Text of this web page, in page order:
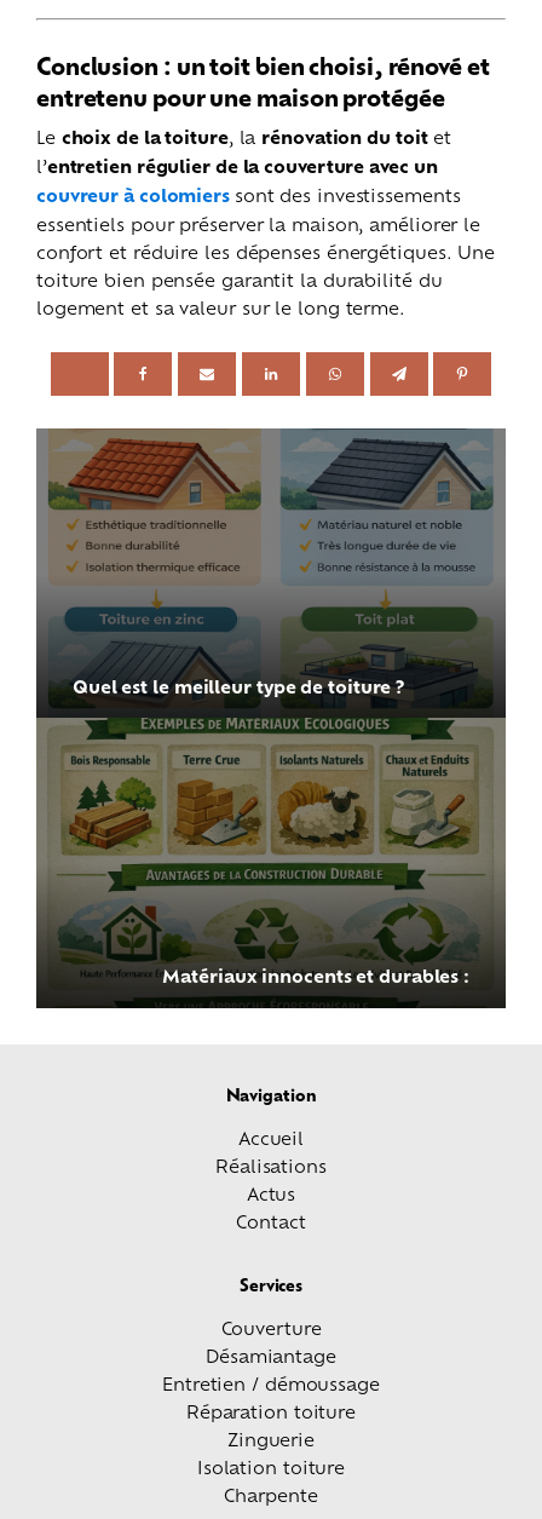
Conclusion : un toit bien choisi, rénové et
entretenu pour une maison protégée
Le choix de la toiture, la rénovation du toitet
l’entretien régulier de la couverture avec un
couvreur à colomiers sont des investissements
essentiels pour préserver la maison, améliorer le
confort et réduire les dépenses énergétiques. Une
toiture bien pensée garantit la durabilité du
logement et sa valeur sur le long terme.
Quel est le meilleur type de toiture ?
Matériaux innocents et durables :
Navigation
Accueil
Réalisations
Actus
Contact
Services
Couverture
Désamiantage
Entretien / démoussage
Réparation toiture
Zinguerie
Isolation toiture
Charpente